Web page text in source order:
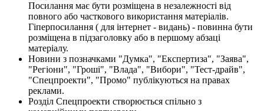
Посилання має бути розміщена в незалежності від
повного або часткового використання матеріалів.
Гіперпосилання ( для інтернет - видань) - повинна бути
розміщена в підзаголовку або в першому абзаці
матеріалу.
Новини з позначками "Думка", "Експертиза", "Заява",
"Регіони", "Гроші", "Влада", "Вибори", "Тест-драйв",
"Спецпроекти", "Промо" публікуються на правах
реклами.
Розділ Спецпроекти створюється спільно з